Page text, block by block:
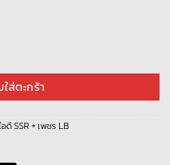
7 + ALL- SUB + Space Ereshkigal -
ส่ตะกร้า
อดี SSR + เพชร LB